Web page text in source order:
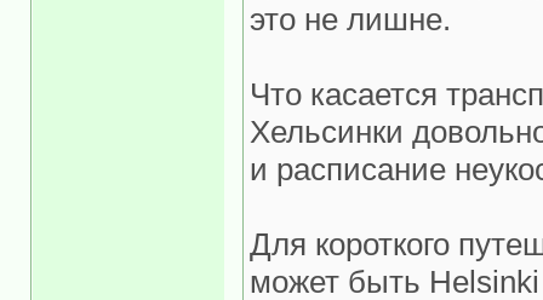
это не лишне.
Что касается
Хельсинки
и расписание
Для короткого
может быть